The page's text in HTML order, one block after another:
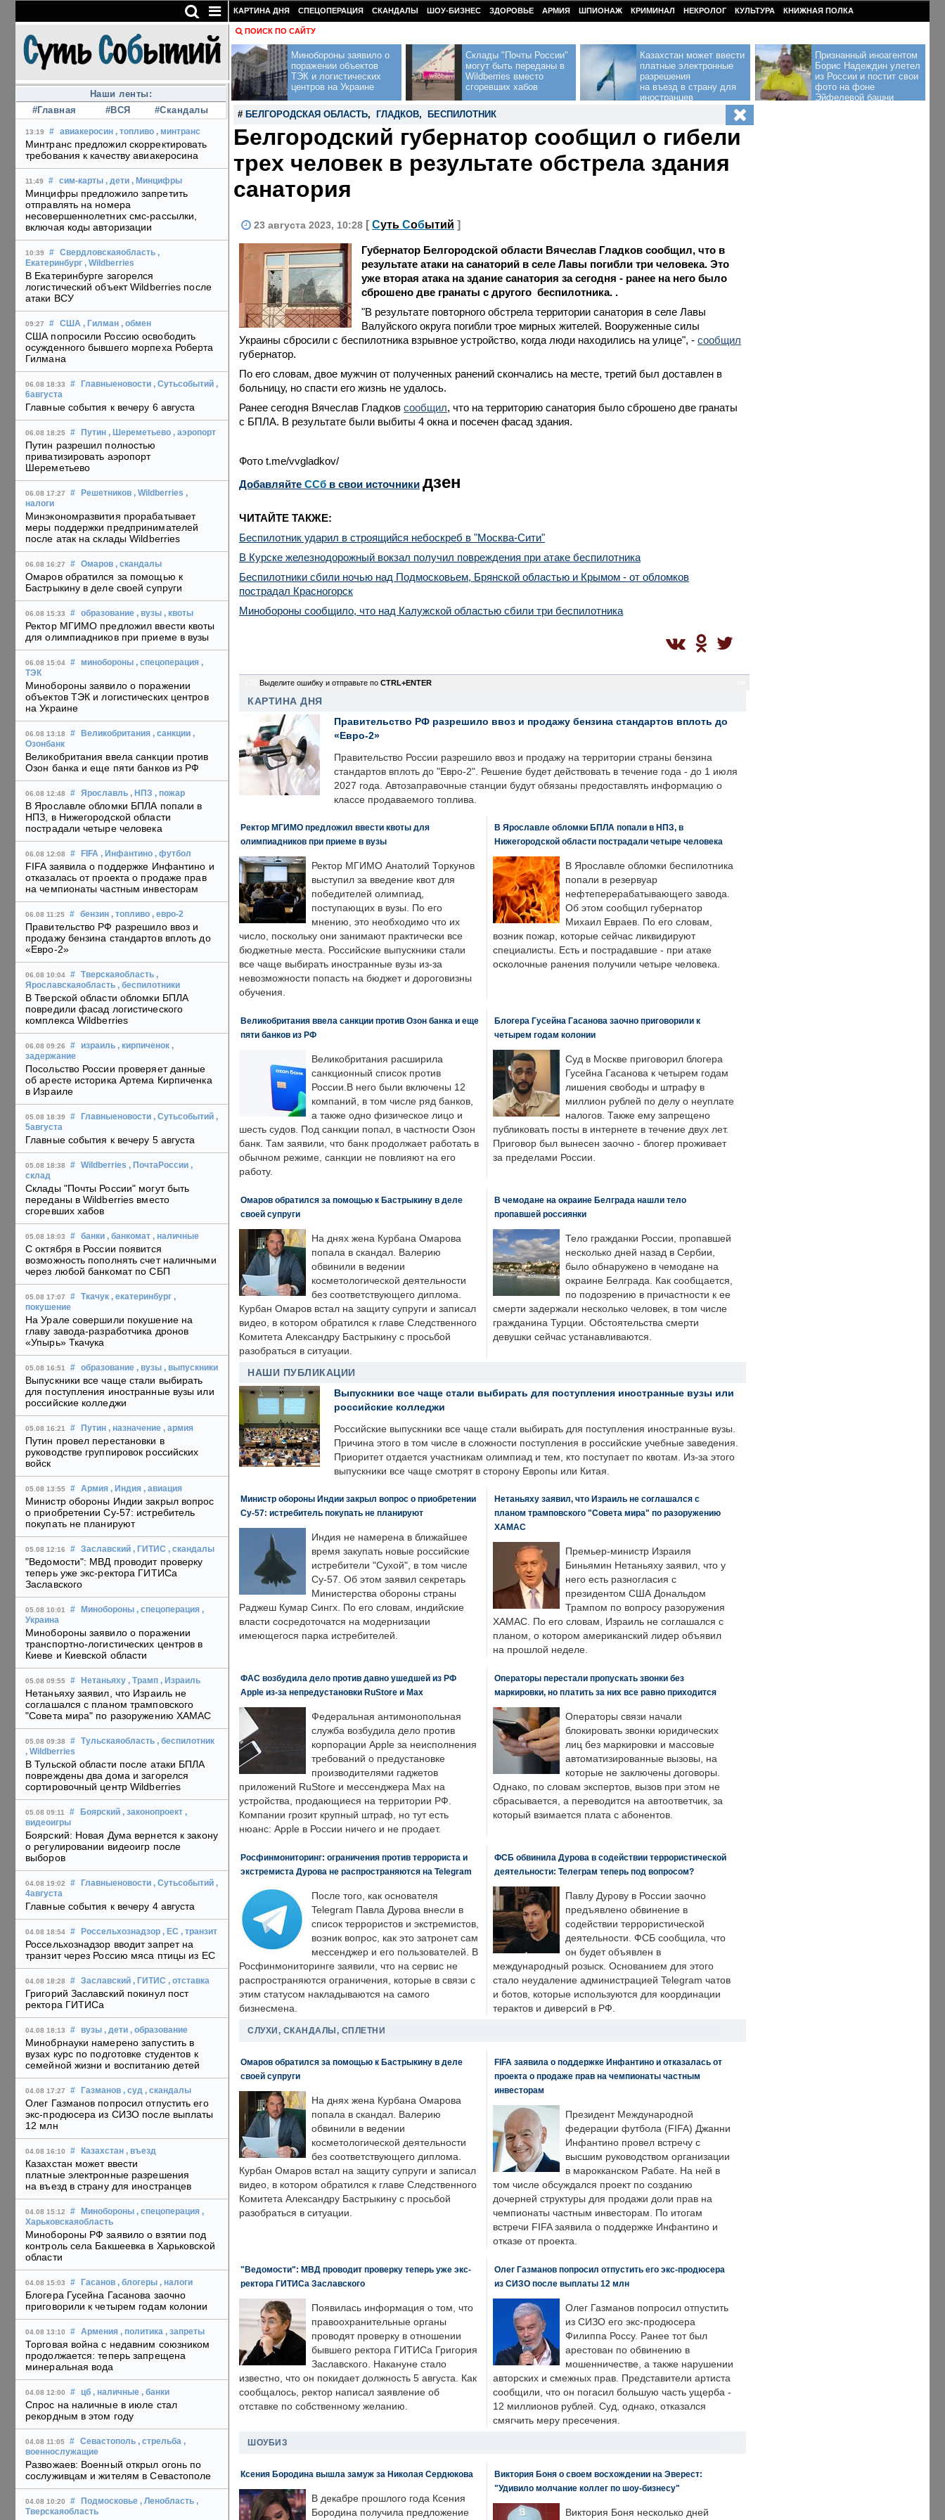
Наши ленты:
#Главная
#ВСЯ #Скандалы
13:19 # авиакеросин , топливо , минтранс
Минтранс предложил скорректировать
требования к качеству авиакеросина
11:49 # сим-карты , дети , Минцифры
Минцифры предложило запретить
отправлять на номера
несовершеннолетних смс-рассылки,
включая коды авторизации
10:39 # Свердловскаяобласть ,
Екатеринбург , Wildberries
В Екатеринбурге загорелся
логистический объект Wildberries после
атаки ВСУ
09:27 # США , Гилман , обмен
США попросили Россию освободить
осужденного бывшего морпеха Роберта
Гилмана
06.08 18:33 # Главныеновости , Сутьсобытий ,
6августа
Главные события к вечеру 6 августа
06.08 18:25 # Путин , Шереметьево , аэропорт
Путин разрешил полностью
приватизировать аэропорт
Шереметьево
06.08 17:27 # Решетников , Wildberries ,
налоги
Минэкономразвития прорабатывает
меры поддержки предпринимателей
после атак на склады Wildberries
06.08 16:27 # Омаров , скандалы
Омаров обратился за помощью к
Бастрыкину в деле своей супруги
06.08 15:33 # образование , вузы , квоты
Ректор МГИМО предложил ввести квоты
для олимпиадников при приеме в вузы
06.08 15:04 # минобороны , спецоперация ,
ТЭК
Минобороны заявило о поражении
объектов ТЭК и логистических центров
на Украине
06.08 13:18 # Великобритания , санкции ,
Озонбанк
Великобритания ввела санкции против
Озон банка и еще пяти банков из РФ
06.08 12:48 # Ярославль , НПЗ , пожар
В Ярославле обломки БПЛА попали в
НПЗ, в Нижегородской области
пострадали четыре человека
06.08 12:08 # FIFA , Инфантино , футбол
FIFA заявила о поддержке Инфантино и
отказалась от проекта о продаже прав
на чемпионаты частным инвесторам
06.08 11:25 # бензин , топливо , евро-2
Правительство РФ разрешило ввоз и
продажу бензина стандартов вплоть до
«Евро-2»
06.08 10:04 # Тверскаяобласть ,
Ярославскаяобласть , беспилотники
В Тверской области обломки БПЛА
повредили фасад логистического
комплекса Wildberries
06.08 09:26 # израиль , кирпиченок ,
задержание
Посольство России проверяет данные
об аресте историка Артема Кирпиченка
в Израиле
05.08 18:39 # Главныеновости , Сутьсобытий ,
5августа
Главные события к вечеру 5 августа
05.08 18:38 # Wildberries , ПочтаРоссии ,
склад
Склады "Почты России" могут быть
переданы в Wildberries вместо
сгоревших хабов
05.08 18:03 # банки , банкомат , наличные
С октября в России появится
возможность пополнять счет наличными
через любой банкомат по СБП
05.08 17:07 # Ткачук , екатеринбург ,
покушение
На Урале совершили покушение на
главу завода-разработчика дронов
«Упырь» Ткачука
05.08 16:51 # образование , вузы , выпускники
Выпускники все чаще стали выбирать
для поступления иностранные вузы или
российские колледжи
05.08 16:21 # Путин , назначение , армия
Путин провел перестановки в
руководстве группировок российских
войск
05.08 13:55 # Армия , Индия , авиация
Министр обороны Индии закрыл вопрос
о приобретении Су-57: истребитель
покупать не планируют
05.08 12:16 # Заславский , ГИТИС , скандалы
"Ведомости": МВД проводит проверку
теперь уже экс-ректора ГИТИСа
Заславского
05.08 10:01 # Минобороны , спецоперация ,
Украина
Минобороны заявило о поражении
транспортно-логистических центров в
Киеве и Киевской области
05.08 09:55 # Нетаньяху , Трамп , Израиль
Нетаньяху заявил, что Израиль не
соглашался с планом трамповского
"Совета мира" по разоружению ХАМАС
05.08 09:38 # Тульскаяобласть , беспилотник
, Wildberries
В Тульской области после атаки БПЛА
повреждены два дома и загорелся
сортировочный центр Wildberries
05.08 09:11 # Боярский , законопроект ,
видеоигры
Боярский: Новая Дума вернется к закону
о регулировании видеоигр после
выборов
04.08 19:02 # Главныеновости , Сутьсобытий ,
4августа
Главные события к вечеру 4 августа
04.08 18:54 # Россельхознадзор , ЕС , транзит
Россельхознадзор вводит запрет на
транзит через Россию мяса птицы из ЕС
04.08 18:28 # Заславский , ГИТИС , отставка
Григорий Заславский покинул пост
ректора ГИТИСа
04.08 18:13 # вузы , дети , образование
Минобрнауки намерено запустить в
вузах курс по подготовке студентов к
семейной жизни и воспитанию детей
04.08 17:27 # Газманов , суд , скандалы
Олег Газманов попросил отпустить его
экс-продюсера из СИЗО после выплаты
12 млн
04.08 16:10 # Казахстан , въезд
Казахстан может ввести
платные электронные разрешения
на въезд в страну для иностранцев
04.08 15:12 # Минобороны , спецоперация ,
Харьковскаяобласть
Минобороны РФ заявило о взятии под
контроль села Бакшеевка в Харьковской
области
04.08 15:03 # Гасанов , блогеры , налоги
Блогера Гусейна Гасанова заочно
приговорили к четырем годам колонии
04.08 13:10 # Армения , политика , запреты
Торговая война с недавним союзником
продолжается: теперь запрещена
минеральная вода
04.08 12:00 # цб , наличные , банки
Спрос на наличные в июле стал
рекордным в этом году
04.08 11:05 # Севастополь , стрельба ,
военнослужащие
Развожаев: Военный открыл огонь по
сослуживцам и жителям в Севастополе
04.08 10:20 # Подмосковье , Ленобласть ,
Тверскаяобласть
КАРТИНА ДНЯ СПЕЦОПЕРАЦИЯ СКАНДАЛЫ ШОУ-БИЗНЕС ЗДОРОВЬЕ АРМИЯ ШПИОНАЖ КРИМИНАЛ НЕКРОЛОГ КУЛЬТУРА КНИЖНАЯ ПОЛКА
ПОИСК ПО САЙТУ
Минобороны заявило о
поражении объектов
ТЭК и логистических
центров на Украине
Склады "Почты России"
могут быть переданы в
Wildberries вместо
сгоревших хабов
Казахстан может ввести
платные электронные
разрешения
на въезд в страну для
иностранцев
Признанный иноагентом
Борис Надеждин улетел
из России и постит свои
фото на фоне
Эйфелевой башни
# БЕЛГОРОДСКАЯ ОБЛАСТЬ, ГЛАДКОВ, БЕСПИЛОТНИК
Белгородский губернатор сообщил о гибели
трех человек в результате обстрела здания
санатория
23 августа 2023, 10:28 [ Суть Событий ]
Губернатор Белгородской области Вячеслав Гладков сообщил, что в
результате атаки на санаторий в селе Лавы погибли три человека. Это
уже вторая атака на здание санатория за сегодня - ранее на него было
сброшено две гранаты с другого беспилотника. .
"В результате повторного обстрела территории санатория в селе Лавы
Валуйского округа погибли трое мирных жителей. Вооруженные силы
Украины сбросили с беспилотника взрывное устройство, когда люди находились на улице", - сообщил
губернатор.
По его словам, двое мужчин от полученных ранений скончались на месте, третий был доставлен в
больницу, но спасти его жизнь не удалось.
Ранее сегодня Вячеслав Гладков сообщил, что на территорию санатория было сброшено две гранаты
с БПЛА. В результате были выбиты 4 окна и посечен фасад здания.
Фото t.me/vvgladkov/
Добавляйте CСб в свои источники дзен
ЧИТАЙТЕ ТАКЖЕ:
Беспилотник ударил в строящийся небоскреб в "Москва-Сити"
В Курске железнодорожный вокзал получил повреждения при атаке беспилотника
Беспилотники сбили ночью над Подмосковьем, Брянской областью и Крымом - от обломков
пострадал Красногорск
Минобороны сообщило, что над Калужской областью сбили три беспилотника
Выделите ошибку и отправьте по CTRL+ENTER
КАРТИНА ДНЯ
Правительство РФ разрешило ввоз и продажу бензина стандартов вплоть до
«Евро-2»
Правительство России разрешило ввоз и продажу на территории страны бензина
стандартов вплоть до "Евро-2". Решение будет действовать в течение года - до 1 июля
2027 года. Автозаправочные станции будут обязаны предоставлять информацию о
классе продаваемого топлива.
Ректор МГИМО предложил ввести квоты для
олимпиадников при приеме в вузы
Ректор МГИМО Анатолий Торкунов
выступил за введение квот для
победителей олимпиад,
поступающих в вузы. По его
мнению, это необходимо что их
число, поскольку они занимают практически все
бюджетные места. Российские выпускники стали
все чаще выбирать иностранные вузы из-за
невозможности попасть на бюджет и дороговизны
обучения.
В Ярославле обломки БПЛА попали в НПЗ, в
Нижегородской области пострадали четыре человека
В Ярославле обломки беспилотника
попали в резервуар
нефтеперерабатывающего завода.
Об этом сообщил губернатор
Михаил Евраев. По его словам,
возник пожар, которые сейчас ликвидируют
специалисты. Есть и пострадавшие - при атаке
осколочные ранения получили четыре человека.
Великобритания ввела санкции против Озон банка и еще
пяти банков из РФ
Великобритания расширила
санкционный список против
России.В него были включены 12
компаний, в том числе ряд банков,
а также одно физическое лицо и
шесть судов. Под санкции попал, в частности Озон
банк. Там заявили, что банк продолжает работать в
обычном режиме, санкции не повлияют на его
работу.
Блогера Гусейна Гасанова заочно приговорили к
четырем годам колонии
Суд в Москве приговорил блогера
Гусейна Гасанова к четырем годам
лишения свободы и штрафу в
миллион рублей по делу о неуплате
налогов. Также ему запрещено
публиковать посты в интернете в течение двух лет.
Приговор был вынесен заочно - блогер проживает
за пределами России.
Омаров обратился за помощью к Бастрыкину в деле
своей супруги
На днях жена Курбана Омарова
попала в скандал. Валерию
обвинили в ведении
косметологической деятельности
без соответствующего диплома.
Курбан Омаров встал на защиту супруги и записал
видео, в котором обратился к главе Следственного
Комитета Александру Бастрыкину с просьбой
разобраться в ситуации.
В чемодане на окраине Белграда нашли тело
пропавшей россиянки
Тело гражданки России, пропавшей
несколько дней назад в Сербии,
было обнаружено в чемодане на
окраине Белграда. Как сообщается,
по подозрению в причастности к ее
смерти задержали несколько человек, в том числе
гражданина Турции. Обстоятельства смерти
девушки сейчас устанавливаются.
НАШИ ПУБЛИКАЦИИ
Выпускники все чаще стали выбирать для поступления иностранные вузы или
российские колледжи
Российские выпускники все чаще стали выбирать для поступления иностранные вузы.
Причина этого в том числе в сложности поступления в российские учебные заведения.
Приоритет отдается участникам олимпиад и тем, кто поступает по квотам. Из-за этого
выпускники все чаще смотрят в сторону Европы или Китая.
Министр обороны Индии закрыл вопрос о приобретении
Су-57: истребитель покупать не планируют
Индия не намерена в ближайшее
время закупать новые российские
истребители "Сухой", в том числе
Су-57. Об этом заявил секретарь
Министерства обороны страны
Раджеш Кумар Сингх. По его словам, индийские
власти сосредоточатся на модернизации
имеющегося парка истребителей.
Нетаньяху заявил, что Израиль не соглашался с
планом трамповского "Совета мира" по разоружению
ХАМАС
Премьер-министр Израиля
Биньямин Нетаньяху заявил, что у
него есть разногласия с
президентом США Дональдом
Трампом по вопросу разоружения
ХАМАС. По его словам, Израиль не соглашался с
планом, о котором американский лидер объявил
на прошлой неделе.
ФАС возбудила дело против давно ушедшей из РФ
Apple из-за непредустановки RuStore и Max
Федеральная антимонопольная
служба возбудила дело против
корпорации Apple за неисполнения
требований о предустановке
производителями гаджетов
приложений RuStore и мессенджера Max на
устройства, продающиеся на территории РФ.
Компании грозит крупный штраф, но тут есть
нюанс: Apple в России ничего и не продает.
Операторы перестали пропускать звонки без
маркировки, но платить за них все равно приходится
Операторы связи начали
блокировать звонки юридических
лиц без маркировки и массовые
автоматизированные вызовы, на
которые не заключены договоры.
Однако, по словам экспертов, вызов при этом не
сбрасывается, а переводится на автоответчик, за
который взимается плата с абонентов.
Росфинмониторинг: ограничения против террориста и
экстремиста Дурова не распространяются на Telegram
После того, как основателя
Telegram Павла Дурова внесли в
список террористов и экстремистов,
возник вопрос, как это затронет сам
мессенджер и его пользователей. В
Росфинмониторинге заявили, что на сервис не
распространяются ограничения, которые в связи с
этим статусом накладываются на самого
бизнесмена.
ФСБ обвинила Дурова в содействии террористической
деятельности: Телеграм теперь под вопросом?
Павлу Дурову в России заочно
предъявлено обвинение в
содействии террористической
деятельности. ФСБ сообщила, что
он будет объявлен в
международный розыск. Основанием для этого
стало неудаление администрацией Telegram чатов
и ботов, которые используются для координации
терактов и диверсий в РФ.
СЛУХИ, СКАНДАЛЫ, СПЛЕТНИ
Омаров обратился за помощью к Бастрыкину в деле
своей супруги
На днях жена Курбана Омарова
попала в скандал. Валерию
обвинили в ведении
косметологической деятельности
без соответствующего диплома.
Курбан Омаров встал на защиту супруги и записал
видео, в котором обратился к главе Следственного
Комитета Александру Бастрыкину с просьбой
разобраться в ситуации.
FIFA заявила о поддержке Инфантино и отказалась от
проекта о продаже прав на чемпионаты частным
инвесторам
Президент Международной
федерации футбола (FIFA) Джанни
Инфантино провел встречу с
высшим руководством организации
в марокканском Рабате. На ней в
том числе обсуждался проект по созданию
дочерней структуры для продажи доли прав на
чемпионаты частным инвесторам. По итогам
встречи FIFA заявила о поддержке Инфантино и
отказе от проекта.
"Ведомости": МВД проводит проверку теперь уже экс-
ректора ГИТИСа Заславского
Появилась информация о том, что
правоохранительные органы
проводят проверку в отношении
бывшего ректора ГИТИСа Григория
Заславского. Накануне стало
известно, что он покидает должность 5 августа. Как
сообщалось, ректор написал заявление об
отставке по собственному желанию.
Олег Газманов попросил отпустить его экс-продюсера
из СИЗО после выплаты 12 млн
Олег Газманов попросил отпустить
из СИЗО его экс-продюсера
Филиппа Россу. Ранее тот был
арестован по обвинению в
мошенничестве, а также нарушении
авторских и смежных прав. Представители артиста
сообщили, что он погасил большую часть ущерба -
12 миллионов рублей. Суд, однако, отказался
смягчить меру пресечения.
ШОУБИЗ
Ксения Бородина вышла замуж за Николая Сердюкова
В декабре прошлого года Ксения
Бородина получила предложение
Виктория Боня о своем восхождении на Эверест:
"Удивило молчание коллег по шоу-бизнесу"
Виктория Боня несколько дней